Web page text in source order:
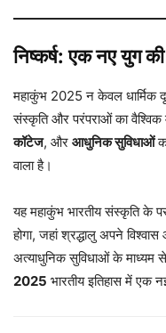
निष्कर्ष: एक नए युग
महाकुंभ 2025 न केवल धार्मिक
संस्कृति और परंपराओं का वैश्विक
कॉटेज, और आधुनिक सुविधाओं
वाला है।
यह महाकुंभ भारतीय संस्कृति के
होगा, जहां श्रद्धालु अपने
अत्याधुनिक सुविधाओं के माध्यम
2025 भारतीय इतिहास में एक